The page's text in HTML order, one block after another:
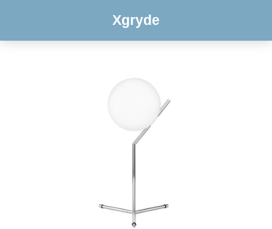
Xgryde